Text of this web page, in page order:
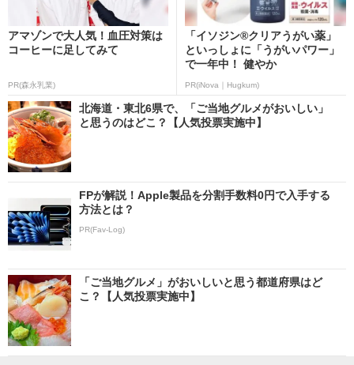
アマゾンで大人気！血圧対策は
コーヒーに足してみて
PR(森永乳業)
「イソジン®クリアうがい薬」
といっしょに「うがいパワー」
で一年中！ 健やか
PR(iNova｜Hugkum)
北海道・東北6県で、「ご当地グルメがおいしい」
と思うのはどこ？【人気投票実施中】
FPが解説！Apple製品を分割手数料0円で入手する
方法とは？
PR(Fav-Log)
「ご当地グルメ」がおいしいと思う都道府県はど
こ？【人気投票実施中】